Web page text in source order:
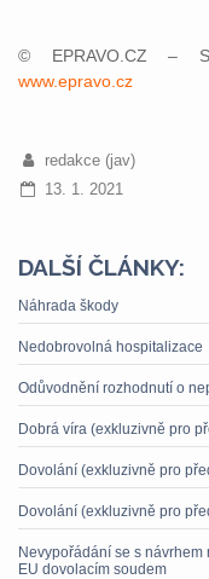
© EPRAVO.CZ –
www.epravo.cz
redakce (jav)
13. 1. 2021
DALŠÍ ČLÁNKY:
Náhrada škody
Nedobrovolná hospitalizace
Odůvodnění rozhodnutí o
Dobrá víra (exkluzivně pro
Dovolání (exkluzivně pro
Dovolání (exkluzivně pro
Nevypořádání se s
EU dovolacím soudem